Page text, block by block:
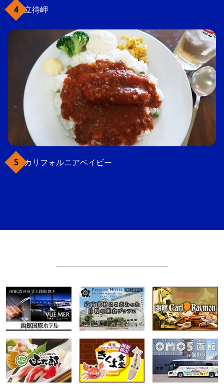
立待岬
カリフォルニアベイビー